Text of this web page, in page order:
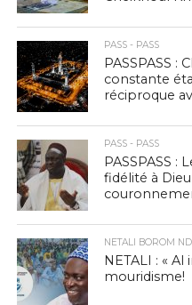
PASS - PASS
PASSPASS :
constante
réciproque
PASS - PASS
PASSPASS :
fidélité à
NETALI BOROM
NETALI : «
mouridisme!